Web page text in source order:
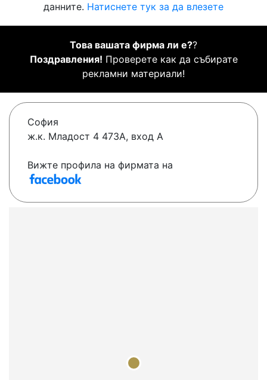
данните. Натиснете тук за да влезете
Това вашата фирма ли е??
Поздравления! Проверете как да събирате
рекламни материали!
София
ж.к. Младост 4 473А, вход А
Вижте профила на фирмата на